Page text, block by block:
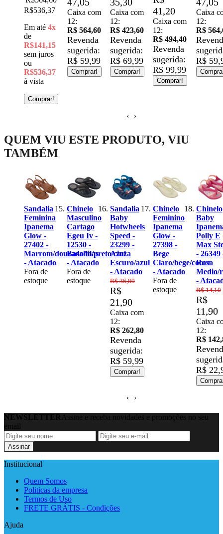
Caixa com
R$ 564,60
Revenda
sugerida:
R$ 59,99
Comprar!
Caixa com
12:
R$ 423,60
Revenda
sugerida:
R$ 69,99
Comprar!
41,20
Caixa com
12:
R$ 494,40
Revenda
sugerida:
R$ 99,99
Caixa com
12:
R$ 564,60
Revenda
sugerida:
R$ 59,99
Comprar!
R$
189,99
‹ ›
QUEM VIU ESTE PRODUTO, VIU
TAMBÉM
dourado/lilas
Chinelo
Masculino
Cartago
Egeu Iv -
12530 -
Basalto/preto/cinza
- Atacado
Fora de
estoque
Sandalia
Baby
Hotwheels
Speed -
23299 -
Azul
Escuro/azul
- Atacado
R$ 36,80
Caixa com
R$ 262,80
R$ 59,99
Chinelo
Feminino
Ipanema
Glow -
27398 -
Bege
Claro/bege/cobre
- Atacado
Fora de
estoque
Chinelo
Baby
Ipanema
Polly E
Max Steel
- 26349 -
Rosa
Medio/rosa
- Atacado
R$ 14,10
Caixa com
R$ 142,80
R$ 22,99
-
Fora
‹ ›
NEWSLETTER Assine e receba novidades e promoções no seu
email
Assinar
Institucional
Quem Somos
Politicas da empresa
Termos de Uso
FRETE GRÁTIS - Condições
Ajuda